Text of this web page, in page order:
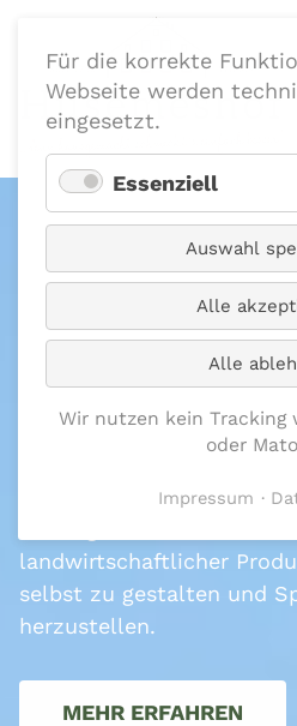
Öffnungszeiten
Mo. - Fr.: 11 bis 15
Startseite
Über Uns
Hofverkauf
Gerichte zum Aufwärmen
Kontakt
DER
KAARST
Hausgemacht
schmeckt
Zu unserer Philosophie
landwirtschaftlicher
selbst zu gestalten und
herzustellen.
MEHR ERFAHREN
Für die korrekte
Webseite werden
eingesetzt.
Essenziell
Auswahl
Alle
Alle
Wir nutzen kein Tracking
oder
Impressum